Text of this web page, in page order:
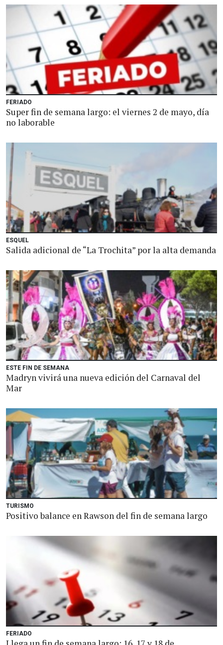
FERIADO
Super fin de semana largo: el viernes 2 de mayo, día
no laborable
ESQUEL
Salida adicional de “La Trochita” por la alta demanda
ESTE FIN DE SEMANA
Madryn vivirá una nueva edición del Carnaval del
Mar
TURISMO
Positivo balance en Rawson del fin de semana largo
FERIADO